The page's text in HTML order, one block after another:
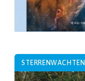
STERRENWACHTEN